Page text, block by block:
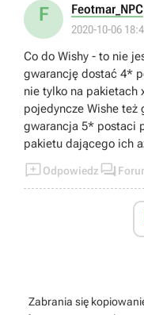
healowanie nie
przeciwnie.
Swoje już w tej
byłą
Teamy robiące
powiedział
chyba że ktoś
ma super
Obecnie
jako ratunku w
Samych DPS i
F Feotmar_NPC
2020-10-06
Co do Wishy - to nie
gwarancję dostać 4*
nie tylko na pakietach
pojedyncze Wishe też
gwarancja 5* postaci
pakietu dającego ich
Odpowiedz 
Zabrania się